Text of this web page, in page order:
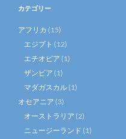
カテゴリー
アフリカ (15)
エジプト (12)
エチオピア (1)
ザンビア (1)
マダガスカル (1)
オセアニア (3)
オーストラリア (2)
ニュージーランド (1)